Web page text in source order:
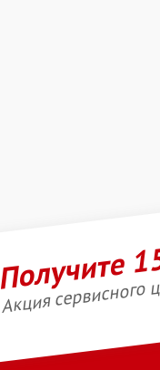
Получите
Акция сервисного